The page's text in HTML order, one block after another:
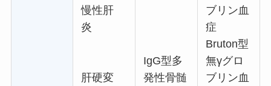
慢性肝
炎
肝硬変
IgG型多
発性骨髄
ブリン血
症
Bruton型
無γグロ
ブリン血